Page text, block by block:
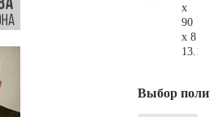
x
90
x 8
Выбор